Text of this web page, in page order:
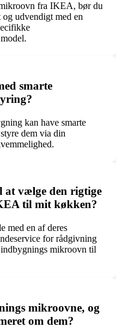
fra IKEA, bør du
udvendigt med en
smarte
kan have smarte
dem via din
vælge den rigtige
til mit køkken?
med en af deres
for rådgivning
mikroovn til
mikroovne, og
om dem?